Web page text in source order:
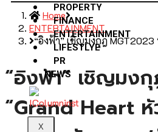
PROPERTY
FINANCE
ENTERTAINMENT
LIFESTLYE
PR
NEWS
X
Home
ENTERTAINMENT
“อิงฟ้า” เชิญมงกุฎ MGT2023
“อิงฟ้า” เชิญมง
“Grand Heart หั